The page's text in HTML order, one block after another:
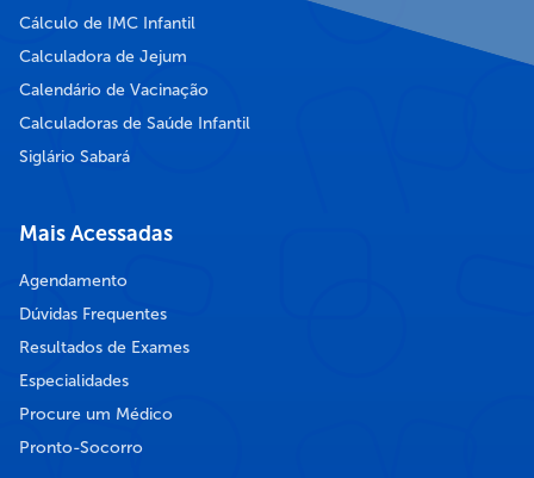
Cálculo de IMC Infantil
Calculadora de Jejum
Calendário de Vacinação
Calculadoras de Saúde Infantil
Siglário Sabará
Mais Acessadas
Agendamento
Dúvidas Frequentes
Resultados de Exames
Especialidades
Procure um Médico
Pronto-Socorro